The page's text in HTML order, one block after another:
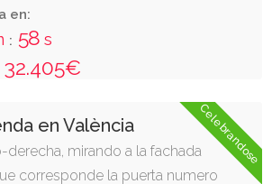
cuadrados (120 m²), y se ubica
el registro tiene ciento
(120 m²), y según el catastro
y cuatro metros cuadrados
metros cuadrados (423 m²).
la propiedad de verín, al tomo
finca de monterrey nº 13.744, 1ª.
en:
Celebrandose
en València
mirando a la fachada
corresponde la puerta numero